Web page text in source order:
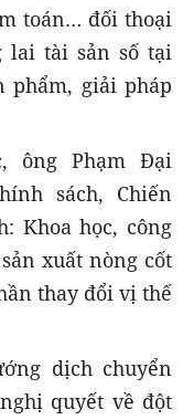
toán… đối thoại
tài sản số tại
phẩm, giải pháp
ông Phạm Đại
sách, Chiến
Khoa học, công
xuất nòng cốt
thay đổi vị thế
dịch chuyển
quyết về đột